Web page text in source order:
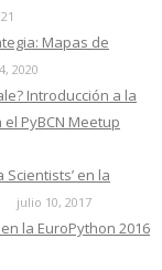
Mapas de
2020
Introducción a la
PyBCN Meetup
Scientists’ en la
julio 10, 2017
en la EuroPython 2016